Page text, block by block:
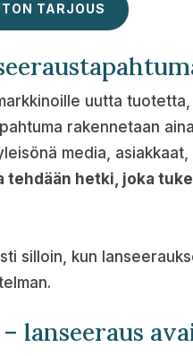
TARJOUS
uutta
rakennetaan
media,
tehdään hetki, joka
silloin, kun
lanseeraus